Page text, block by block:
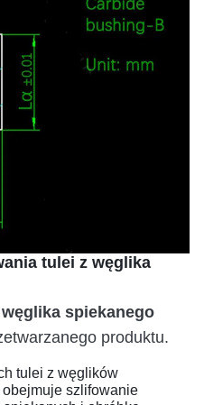
tulei z węglika
spiekanego
produktu.
tulei z węglików
szlifowanie